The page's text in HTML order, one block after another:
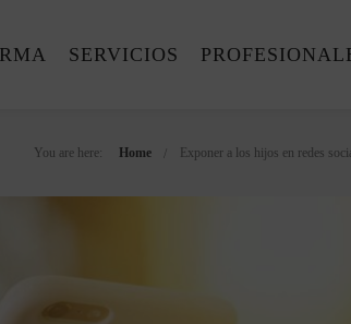
SERVICIOS
You are here: Home Exponer a los hijos en redes